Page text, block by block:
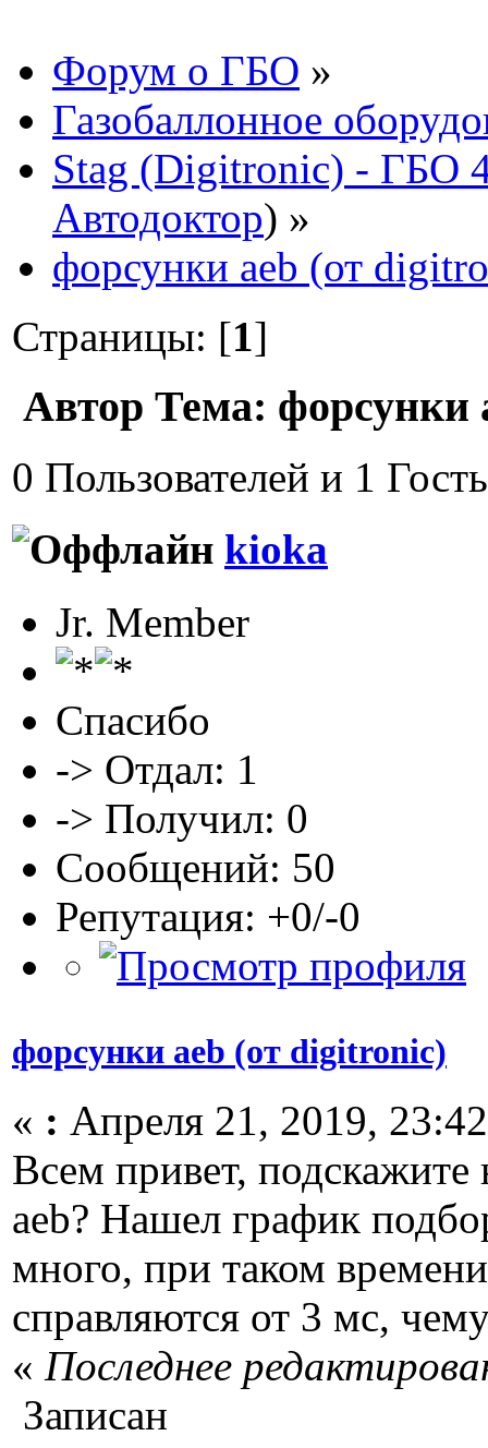
Форум о ГБО »
Газобаллонное
Stag (Digitronic) - ГБО
Автодоктор) »
форсунки aeb (от
Страницы: [1]
Автор Тема: форсунки
0 Пользователей и 1
kioka
Jr. Member
Спасибо
-> Отдал: 1
-> Получил: 0
Сообщений: 50
Репутация: +0/-0
форсунки aeb (от digitronic)
« : Апреля 21, 2019,
Всем привет,
aeb? Нашел график
много, при таком
справляются от 3 мс,
« Последнее
Записан